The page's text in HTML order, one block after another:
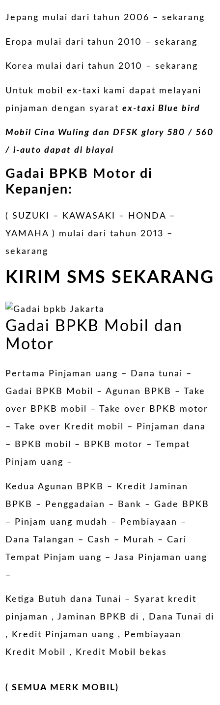
Jepang mulai dari tahun 2006 – sekarang
Eropa mulai dari tahun 2010 – sekarang
Korea mulai dari tahun 2010 – sekarang
Untuk mobil ex-taxi kami dapat melayani
pinjaman dengan syaratex-taxi Blue bird
Mobil Cina Wuling dan DFSK glory 580 / 560
/ i-auto dapat di biayai
Gadai BPKB Motor di
Kepanjen:
( SUZUKI – KAWASAKI – HONDA –
YAMAHA ) mulai dari tahun 2013 –
sekarang
KIRIM SMS SEKARANG
Gadai BPKB Mobil dan
Motor
Pertama Pinjaman uang – Dana tunai –
Gadai BPKB Mobil – Agunan BPKB – Take
over BPKB mobil – Take over BPKB motor
–
Take over Kredit mobil –
Pinjaman dana
– BPKB mobil – BPKB motor – Tempat
Pinjam uang –
Kedua Agunan BPKB – Kredit Jaminan
BPKB – Penggadaian – Bank – Gade BPKB
– Pinjam uang mudah – Pembiayaan –
Dana Talangan – Cash – Murah – Cari
Tempat Pinjam uang – Jasa Pinjaman uang
–
Ketiga Butuh dana Tunai – Syarat kredit
pinjaman , Jaminan BPKB di , Dana Tunai di
, Kredit Pinjaman uang , Pembiayaan
Kredit Mobil , Kredit Mobil bekas
( SEMUA MERK MOBIL)